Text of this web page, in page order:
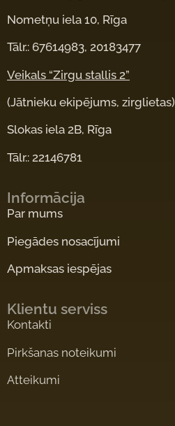
Nometņu iela 10, Rīga
Tālr.: 67614983, 20183477
Veikals “Zirgu stallis 2”
(Jātnieku ekipējums, zirglietas)
Slokas iela 2B, Rīga
Tālr.: 22146781
Informācija
Par mums
Piegādes nosacījumi
Apmaksas iespējas
Klientu serviss
Kontakti
Pirkšanas noteikumi
Atteikumi